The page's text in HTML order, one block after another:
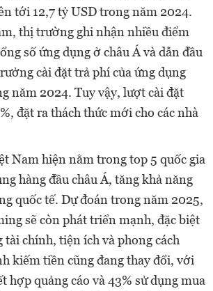
tới 12,7 tỷ USD trong năm 2024.
thị trường ghi nhận nhiều điểm
số ứng dụng ở châu Á và dẫn đầu
cài đặt trả phí của ứng dụng
năm 2024. Tuy vậy, lượt cài đặt
đặt ra thách thức mới cho các nhà
Nam hiện nằm trong top 5 quốc gia
hàng đầu châu Á, tăng khả năng
quốc tế. Dự đoán trong năm 2025,
sẽ còn phát triển mạnh, đặc biệt
tài chính, tiện ích và phong cách
kiếm tiền cũng đang thay đổi, với
hợp quảng cáo và 43% sử dụng mua